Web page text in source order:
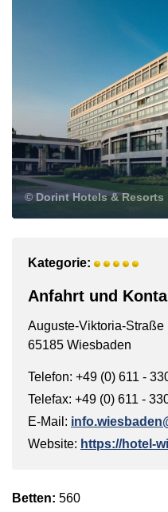
© Dorint Hotels & Resorts
Kategorie:
Anfahrt und
Auguste-Viktoria-Straße
65185 Wiesbaden
Telefon: +49 (0) 611 -
Telefax: +49 (0) 611 -
E-Mail:
Website: https://hotel-
Betten: 560